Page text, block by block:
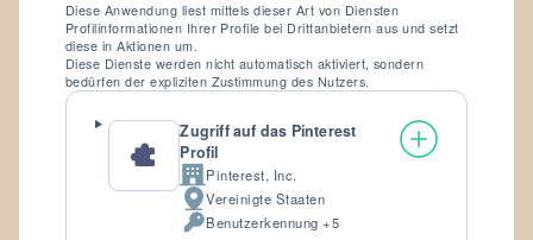
Diese Anwendung liest mittels dieser Art von Diensten
Profilinformationen Ihrer Profile bei Drittanbietern aus und setzt
diese in Aktionen um.
Diese Dienste werden nicht automatisch aktiviert, sondern
bedürfen der expliziten Zustimmung des Nutzers.
Zugriff auf das Pinterest
Profil
Firma:Pinterest, Inc.
Verarbeitungsort:
Vereinigte Staaten
Verarbeitete
Benutzerkennung +5